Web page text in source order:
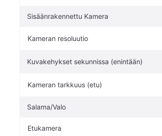
Sisäänrakennettu Kamera
Kameran resoluutio
Kuvakehykset sekunnissa (enintään)
Kameran tarkkuus (etu)
Salama/Valo
Etukamera